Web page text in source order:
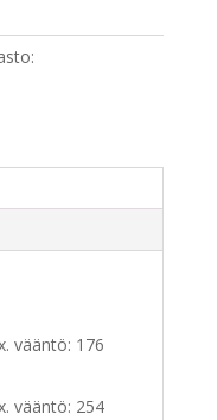
vääntö: 176
vääntö: 254